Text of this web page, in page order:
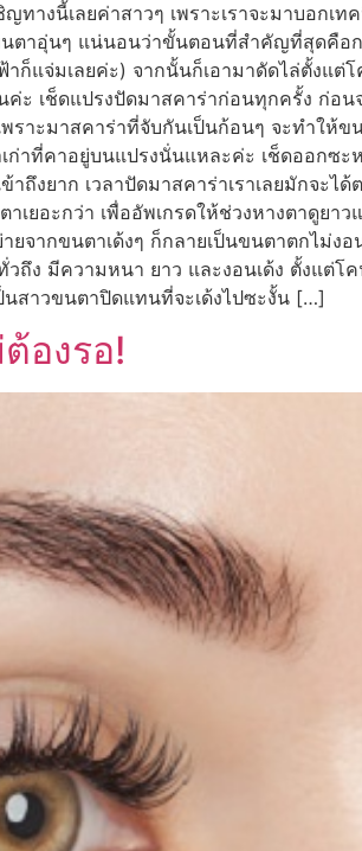
างนี้เลยค่าสาวๆ เพราะเราจะมาบอกเ
ตาอุ่นๆ แน่นอนว่าขั้นตอนที่สำคัญที่สุดคือก
ก็แจ่มเลยค่ะ) จากนั้นก็เอามาดัดไล่ตั้งแ
เช็ดแปรงปัดมาสคาร่าก่อนทุกครั้ง ก่อน
าะมาสคาร่าที่จับกันเป็นก้อนๆ จะทำให้
ก่าที่คาอยู่บนแปรงนั่นแหละค่ะ เช็ดออกซ
าถึงยาก เวลาปัดมาสคาร่าเราเลยมักจะ
เยอะกว่า เพื่ออัพเกรดให้ช่วงหางตาดูย
จากขนตาเด้งๆ ก็กลายเป็นขนตาตกไม่ง
ง มีความหนา ยาว และงอนเด้ง ตั้งแต่โ
สาวขนตาปิดแทนที่จะเด้งไปซะงั้น […]
องรอ!